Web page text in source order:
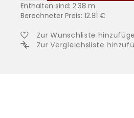
Enthalten sind: 2.38 m
Berechneter Preis: 12.81 €
Zur Wunschliste
Zur Vergleichsliste